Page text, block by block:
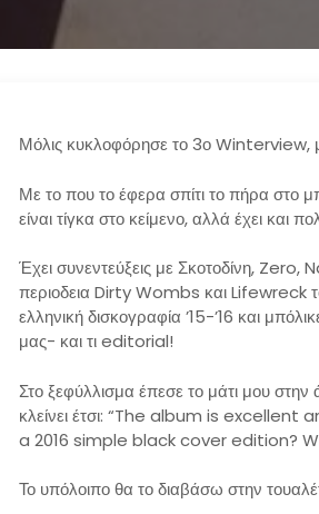
Μόλις κυκλοφόρησε το 3ο Winterview,
Με το που το έφερα σπίτι το πήρα στο
είναι τίγκα στο κείμενο, αλλά έχει
Έχει συνεντεύξεις με Σκοτοδίνη,
περιοδεια Dirty Wombs και Lifewreck
ελληνική δισκογραφία ’15-’16 και
μας- και τι editorial!
Στο ξεφύλλισμα έπεσε το μάτι μου
κλείνει έτσι: “The album is
a 2016 simple black cover edition?
Το υπόλοιπο θα το διαβάσω στην